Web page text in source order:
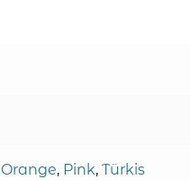
Orange, Pink, Türkis